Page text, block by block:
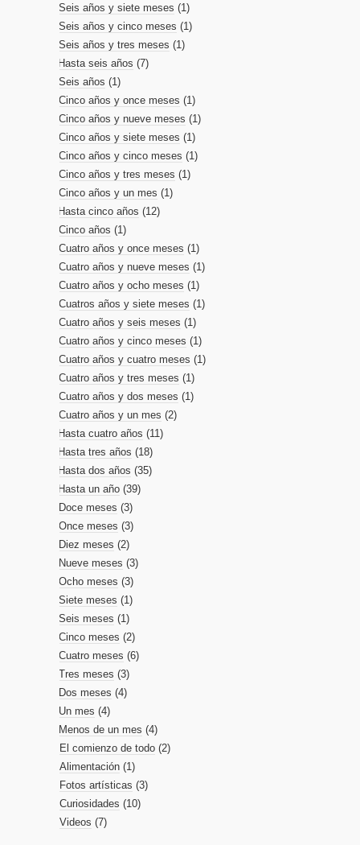
Seis años y siete meses (1)
Seis años y cinco meses (1)
Seis años y tres meses (1)
Hasta seis años (7)
Seis años (1)
Cinco años y once meses (1)
Cinco años y nueve meses (1)
Cinco años y siete meses (1)
Cinco años y cinco meses (1)
Cinco años y tres meses (1)
Cinco años y un mes (1)
Hasta cinco años (12)
Cinco años (1)
Cuatro años y once meses (1)
Cuatro años y nueve meses (1)
Cuatro años y ocho meses (1)
Cuatros años y siete meses (1)
Cuatro años y seis meses (1)
Cuatro años y cinco meses (1)
Cuatro años y cuatro meses (1)
Cuatro años y tres meses (1)
Cuatro años y dos meses (1)
Cuatro años y un mes (2)
Hasta cuatro años (11)
Hasta tres años (18)
Hasta dos años (35)
Hasta un año (39)
Doce meses (3)
Once meses (3)
Diez meses (2)
Nueve meses (3)
Ocho meses (3)
Siete meses (1)
Seis meses (1)
Cinco meses (2)
Cuatro meses (6)
Tres meses (3)
Dos meses (4)
Un mes (4)
Menos de un mes (4)
El comienzo de todo (2)
Alimentación (1)
Fotos artísticas (3)
Curiosidades (10)
Videos (7)